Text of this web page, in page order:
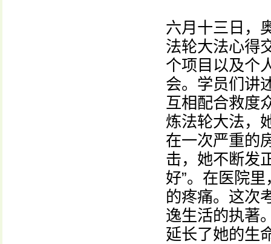
六月十三日，
法轮大法心得
个项目以及个
会。学员们讲
互相配合救度
炼法轮大法，
在一次严重的
击，她不断发
好”。在医院
的疼痛。这次
逸生活的执著
延长了她的生